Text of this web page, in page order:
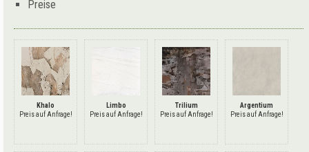
Preise
Khalo
Preis auf Anfrage!
Limbo
Preis auf Anfrage!
Trilium
Preis auf Anfrage!
Argentium
Preis auf Anfrage!